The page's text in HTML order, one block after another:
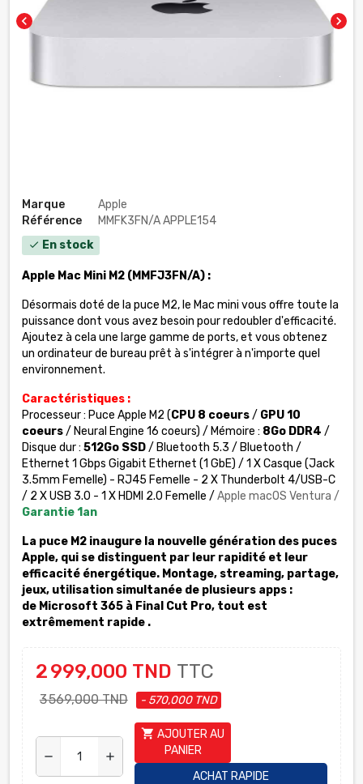
chevron_left chevron_right
Marque
Apple
Référence
MMFK3FN/A APPLE154
check En stock
Apple Mac Mini M2 (MMFJ3FN/A) :
Désormais doté de la puce M2, le Mac mini vous offre toute la
puissance dont vous avez besoin pour redoubler d'efficacité.
Ajoutez à cela une large gamme de ports, et vous obtenez
un ordinateur de bureau prêt à s'intégrer à n'importe quel
environ­nement.
Caractéristiques :
Processeur : Puce Apple M2 (CPU 8 coeurs/ GPU 10
coeurs/ Neural Engine 16 coeurs) / Mémoire : 8Go DDR4 /
Disque dur : 512Go SSD/ Bluetooth 5.3 / Bluetooth /
Ethernet 1 Gbps Gigabit Ethernet (1 GbE) / 1 X Casque (Jack
3.5mm Femelle) - RJ45 Femelle - 2 X Thunderbolt 4/USB-C
/ 2 X USB 3.0 - 1 X HDMI 2.0 Femelle / Apple macOS Ventura /
Garantie 1an
La puce M2 inaugure la nouvelle génération des puces
Apple, qui se distinguent par leur rapidité et leur
efficacité énergétique. Montage, streaming, partage,
jeux, utilisation simul­tanée de plusieurs apps :
de Microsoft 365 à Final Cut Pro, tout est
extrêmement rapide .
2 999,000 TND TTC
3 569,000 TND - 570,000 TND
remove add
shopping_cart AJOUTER AU
PANIER
ACHAT RAPIDE